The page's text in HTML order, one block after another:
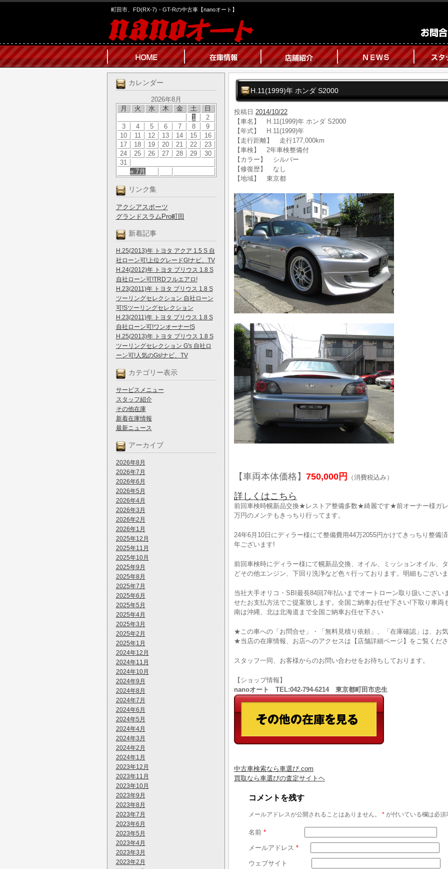
町田市、FD(RX-7)・GT-Rの中古車【nanoオート】
カレンダー
2026年8月
月
火 水 木 金 土 日
« 7月
1
2
3
4 5 6 7 8
9
10
11 12 13 14 15
16
17
18 19 20 21 22
23
24
25 26 27 28 29
30
31
リンク集
アクシアスポーツ
グランドスラムPro町田
新着記事
H.25(2013)年 トヨタ アクア 1.5 S 自
社ローン可!上位グレードG!ナビ、TV
H.24(2012)年 トヨタ プリウス 1.8 S
自社ローン可!TRDフルエアロ!
H.23(2011)年 トヨタ プリウス 1.8 S
ツーリングセレクション 自社ローン
可!Sツーリングセレクション
H.23(2011)年 トヨタ プリウス 1.8 S
自社ローン可!ワンオーナー!S
H.25(2013)年 トヨタ プリウス 1.8 S
ツーリングセレクション G's 自社ロ
ーン可!人気のGs!ナビ、TV
カテゴリー表示
サービスメニュー
スタッフ紹介
その他在庫
新着在庫情報
最新ニュース
アーカイブ
2026年8月
2026年7月
2026年6月
2026年5月
2026年4月
2026年3月
2026年2月
2026年1月
2025年12月
2025年11月
2025年10月
2025年9月
2025年8月
2025年7月
2025年6月
2025年5月
2025年4月
2025年3月
2025年2月
2025年1月
2024年12月
2024年11月
2024年10月
2024年9月
2024年8月
2024年7月
2024年6月
2024年5月
2024年4月
2024年3月
2024年2月
2024年1月
2023年12月
2023年11月
2023年10月
2023年9月
2023年8月
2023年7月
2023年6月
2023年5月
2023年4月
2023年3月
2023年2月
H.11(1999)年 ホンダ S2000
投稿日 2014/10/22
【車名】 H.11(1999)年 ホンダ S2000
【年式】 H.11(1999)年
【走行距離】 走行177,000km
【車検】 2年車検整備付
【カラー】 シルバー
【修復歴】 なし
【地域】 東京都
【車両本体価格】 750,000円 （消費税込み）
詳しくはこちら
前回車検時幌新品交換★レストア整備多数★綺麗です★前オーナー様ガ
万円のメンテもきっちり行ってます。
24年6月10日にディラー様にて整備費用44万2055円かけてきっちり整備
年ございます!
前回車検時にディラー様にて幌新品交換、オイル、ミッションオイル、
どその他エンジン、下回り洗浄など色々行っております。明細もござい
当社大手オリコ・SBI最長84回7年払いまでオートローン取り扱いござ
せたお支払方法でご提案致します。全国ご納車お任せ下さい!下取り車両
南は沖縄、北は北海道まで全国ご納車お任せ下さい
★この車への「お問合せ」・「無料見積り依頼」、「在庫確認」は、お
★当店の在庫情報、お店へのアクセスは【店舗詳細ページ】をご覧くだ
スタッフ一同、お客様からのお問い合わせをお待ちしております。
【ショップ情報】
nanoオート TEL:042-794-6214 東京都町田市忠生
中古車検索なら車選び.com
買取なら車選びの査定サイトヘ
コメントを残す
メールアドレスが公開されることはありません。 * が付いている欄は必須
名前 *
メールアドレス *
ウェブサイト